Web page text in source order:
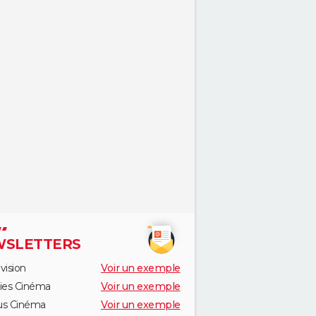
Voir un exemple
Cinéma
Voir un exemple
Cinéma
Voir un exemple